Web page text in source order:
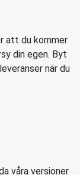
att du kommer
din egen. Byt
när du
våra versioner